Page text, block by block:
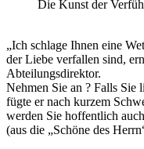
Die Kunst der
„Ich schlage Ihnen eine
der Liebe verfallen sind,
Abteilungsdirektor.
Nehmen Sie an ? Falls Sie
fügte er nach kurzem
werden Sie hoffentlich
(aus die „Schöne des